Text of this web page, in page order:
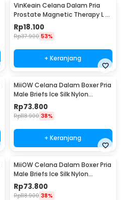
VinKeain Celana Dalam Pria
Prostate Magnetic Therapy L -
A004
Rp18.100
Rp37.900 53%
+ Keranjang
MiiOW Celana Dalam Boxer Pria
Male Briefs Ice Silk Nylon
Spandex 3 PCS XXL - M3
Rp73.800
Rp118.900 38%
+ Keranjang
MiiOW Celana Dalam Boxer Pria
Male Briefs Ice Silk Nylon
Spandex 3 PCS XXXXL - M3
Rp73.800
Rp118.900 38%